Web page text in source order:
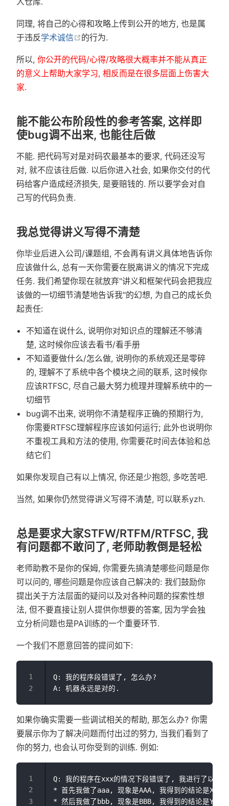
同理, 将自己的心得和攻略上传到公开的地方, 也是属
于违反学术诚信 在新窗口中打开
的行为.
所以, 你公开的代码/心得/攻略很大概率并不能从真正
的意义上帮助大家学习, 相反而是在很多层面上伤害大
家.
能不能公布阶段性的参考答案, 这样即
使bug调不出来, 也能往后做
不能. 把代码写对是对码农最基本的要求, 代码还没写
对, 就不应该往后做. 以后你进入社会, 如果你交付的代
码给客户造成经济损失, 是要赔钱的. 所以要学会对自
己写的代码负责.
我总觉得讲义写得不清楚
你毕业后进入公司/课题组, 不会再有讲义具体地告诉你
应该做什么, 总有一天你需要在脱离讲义的情况下完成
任务. 我们希望你现在就放弃"讲义和框架代码会把我应
该做的一切细节清楚地告诉我"的幻想, 为自己的成长负
起责任:
不知道在说什么, 说明你对知识点的理解还不够清
楚, 这时候你应该去看书/看手册
不知道要做什么/怎么做, 说明你的系统观还是零碎
的, 理解不了系统中各个模块之间的联系, 这时候你
应该RTFSC, 尽自己最大努力梳理并理解系统中的一
切细节
bug调不出来, 说明你不清楚程序正确的预期行为,
你需要RTFSC理解程序应该如何运行; 此外也说明你
不重视工具和方法的使用, 你需要花时间去体验和总
结它们
如果你发现自己有以上情况, 你还是少抱怨, 多吃苦吧.
当然, 如果你仍然觉得讲义写得不清楚, 可以联系yzh.
总是要求大家STFW/RTFM/RTFSC, 我
有问题都不敢问了, 老师助教倒是轻松
老师助教不是你的保姆, 你需要先搞清楚哪些问题是你
可以问的, 哪些问题是你应该自己解决的: 我们鼓励你
提出关于方法层面的疑问以及对各种问题的探索性想
法, 但不要直接让别人提供你想要的答案, 因为学会独
立分析问题也是PA训练的一个重要环节.
一个我们不愿意回答的提问如下:
Q: 我的程序段错误了, 怎么办?
如果你确实需要一些调试相关的帮助, 那怎么办? 你需
要展示你为了解决问题而付出过的努力, 当我们看到了
你的努力, 也会认可你受到的训练. 例如:
Q: 我的程序在xxx的情况下段错误了, 我进行了以下
* 首先我做了aaa, 现象是AAA, 我得到的结论是XXX
* 然后我做了bbb, 现象是BBB, 我得到的结论是YYY